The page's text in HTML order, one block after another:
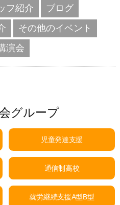
フ紹介
ブログ
その他のイベント
演会
グループ
児童発達支援
通信制高校
就労継続支援A型B型